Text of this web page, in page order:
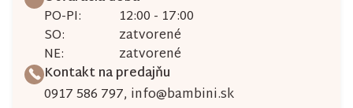
PO-PI:
12:00 - 17:00
SO:
zatvorené
NE:
zatvorené
Kontakt na predajňu
0917 586 797, info@bambini.sk